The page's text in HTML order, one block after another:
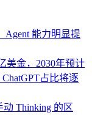
Agent 能力明显提
美金，2030年预计
占比将逐
Thinking 的区